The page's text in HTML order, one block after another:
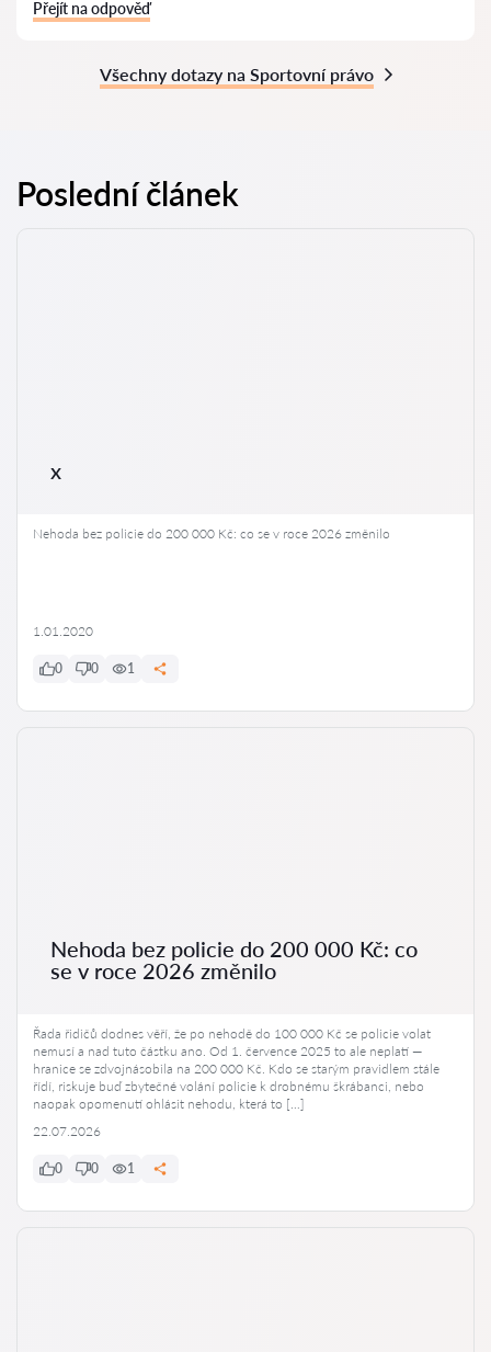
Přejít na odpověď
Všechny dotazy na Sportovní právo
Poslední článek
x
Nehoda bez policie do 200 000 Kč: co se v roce 2026 změnilo
1.01.2020
0 0 1
Nehoda bez policie do 200 000 Kč: co
se v roce 2026 změnilo
Řada řidičů dodnes věří, že po nehodě do 100 000 Kč se policie volat
nemusí a nad tuto částku ano. Od 1. července 2025 to ale neplatí —
hranice se zdvojnásobila na 200 000 Kč. Kdo se starým pravidlem stále
řídí, riskuje buď zbytečné volání policie k drobnému škrábanci, nebo
naopak opomenutí ohlásit nehodu, která to […]
22.07.2026
0 0 1